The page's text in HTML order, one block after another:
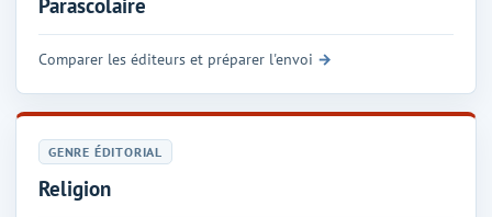
Comparer les éditeurs et préparer l'envoi
GENRE ÉDITORIAL
Religion